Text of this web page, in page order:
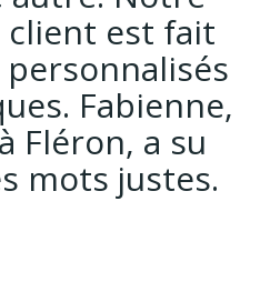
client est fait
Fabienne,
Fléron, a su
mots justes.